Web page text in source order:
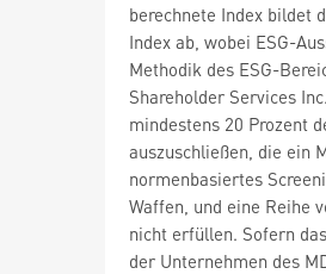
berechnete Index bildet
Index ab, wobei ESG-
Methodik des ESG-
Shareholder Services
mindestens 20 Prozent
auszuschließen, die ein
normenbasiertes
Waffen, und eine Reihe
nicht erfüllen. Sofern
der Unternehmen des